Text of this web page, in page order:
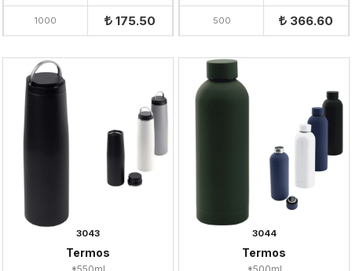
1000 175.50 500 366.60
3043
Termos
3044
Termos